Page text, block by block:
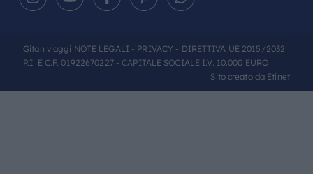
Gitan viaggi NOTE LEGALI- PRIVACY - DIRETTIVA UE 2015/2032
P.I. E C.F. 01922670227 - CAPITALE SOCIALE I.V. 10.000 EURO
Sito creato da Etinet